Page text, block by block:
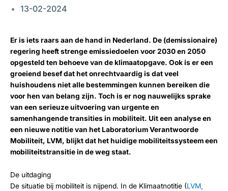
13-02-2024
Er is iets raars aan de hand in Nederland. De (demissionaire)
regering heeft strenge emissiedoelen voor 2030 en 2050
opgesteld ten behoeve van de klimaatopgave. Ook is er een
groeiend besef dat het onrechtvaardig is dat veel
huishoudens niet alle bestemmingen kunnen bereiken die
voor hen van belang zijn. Toch is er nog nauwelijks sprake
van een serieuze uitvoering van urgente en
samenhangende transities in mobiliteit. Uit een analyse en
een nieuwe notitie van het Laboratorium Verantwoorde
Mobiliteit, LVM, blijkt dat het huidige mobiliteitssysteem een
mobiliteitstransitie in de weg staat.
De uitdaging
De situatie bij mobiliteit is nijpend. In de Klimaatnotitie (LVM,